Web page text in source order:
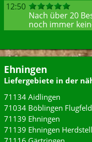
12:50
Nach über 20
noch immer
Ehningen
Liefergebiete in der
71134 Aidlingen
71034 Böblingen Flugfeld
71139 Ehningen
71139 Ehningen